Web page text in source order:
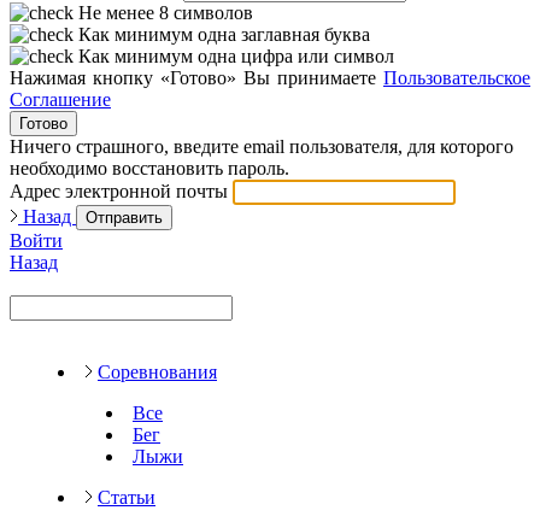
Не менее 8 символов
Как минимум одна заглавная буква
Как минимум одна цифра или символ
Нажимая кнопку «Готово» Вы принимаете Пользовательское
Соглашение
Готово
Ничего страшного, введите email пользователя, для которого
необходимо восстановить пароль.
Адрес электронной почты
Назад
Отправить
Войти
Назад
Соревнования
Все
Бег
Лыжи
Статьи